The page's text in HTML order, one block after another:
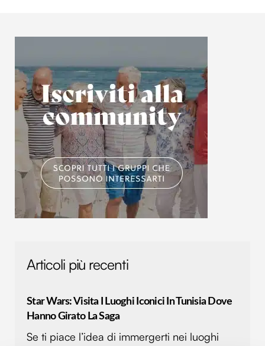
Articoli più recenti
Star Wars: Visita I Luoghi Iconici In Tunisia Dove
Hanno Girato La Saga
Se ti piace l’idea di immergerti nei luoghi